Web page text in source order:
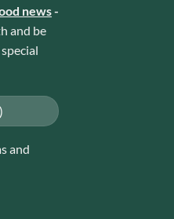
news-
and be
and